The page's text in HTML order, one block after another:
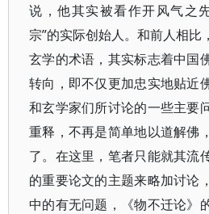
说，他其实被看作开风气之
宗”的实际创始人。和前人相比
玄学的术语，其实标志着中国
转向，即不仅更加忠实地贴近
和玄学家们所讨论的一些主要
重释，不再是简单地以道解佛
了。在这里，笔者只能就其流
的重要论文的主题来略加讨论
中的有无问题，《物不迁论》